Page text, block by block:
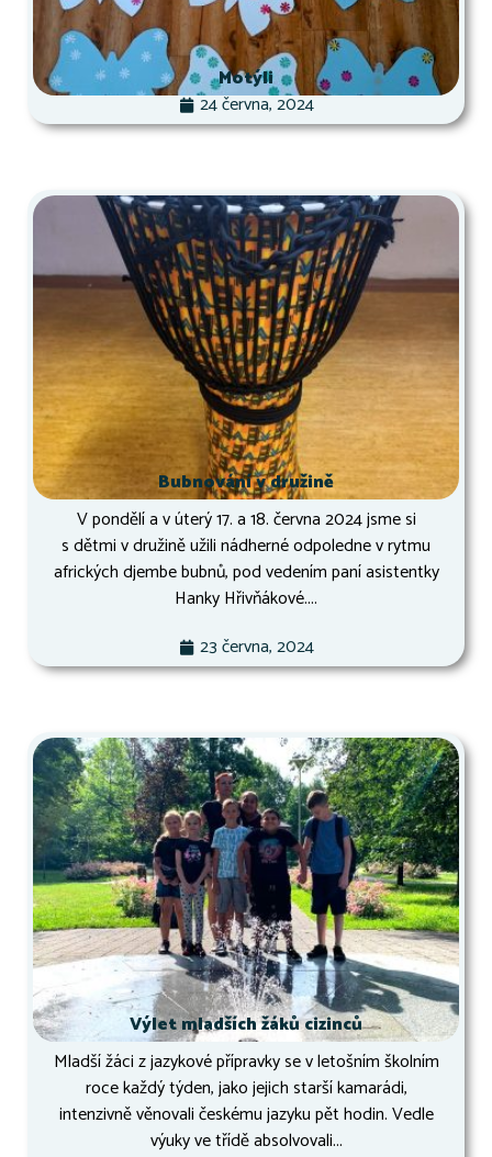
Motýli
24 června, 2024
Bubnování v družině
V pondělí a v úterý 17. a 18. června 2024 jsme si
s dětmi v družině užili nádherné odpoledne v rytmu
afrických djembe bubnů, pod vedením paní asistentky
Hanky Hřivňákové....
23 června, 2024
Výlet mladších žáků cizinců
Mladší žáci z jazykové přípravky se v letošním školním
roce každý týden, jako jejich starší kamarádi,
intenzivně věnovali českému jazyku pět hodin. Vedle
výuky ve třídě absolvovali...